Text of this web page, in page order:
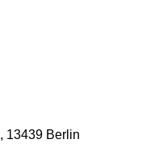
, 13439 Berlin